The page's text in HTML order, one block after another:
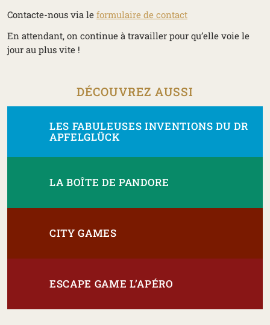
Contacte-nous via le formulaire de contact
En attendant, on continue à travailler pour qu’elle voie le
jour au plus vite !
DÉCOUVREZ AUSSI
LES FABULEUSES INVENTIONS DU DR
APFELGLÜCK
LA BOÎTE DE PANDORE
CITY GAMES
ESCAPE GAME L’APÉRO